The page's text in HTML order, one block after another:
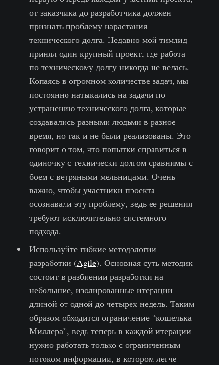
от заказчика до разработчика должен
признать проблему нарастания
технического долга. Недавно мой тимлид
принял один крупный проект, где работа
по техническому долгу никогда не велась.
Копаясь в огромном количестве задач, мы
постоянно натыкались на задачи по
устранению технического долга, которые
создавались разными людьми в разное
время, но так и не были реализованы. Это
говорит о том, что попытки справиться в
одиночку с технически долгом сравнимы с
боем с ветряными мельницами. Очень
важно, чтобы участники проекта
осознавали эту проблему, ведь ее решения
требуют исключительно системного
подхода.
Используйте гибкие методологии
разработки (Agile). Основная суть методик
состоит в разбиении разработки на
небольшие, изолированные итерации
длиной от одной до четырех недель. Таким
образом обходится ограничение “кошелька
Миллера”, ведь теперь в каждой итерации
нужно работать только с ограниченным
потоком информации, в котором легче